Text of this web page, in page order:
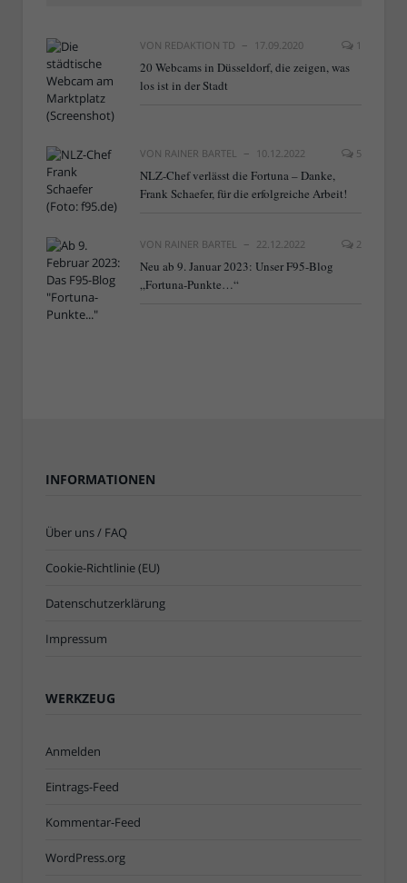
VON REDAKTION TD 17.09.2020 1
20 Webcams in Düsseldorf, die zeigen, was
los ist in der Stadt
VON RAINER BARTEL 10.12.2022 5
NLZ-Chef verlässt die Fortuna – Danke,
Frank Schaefer, für die erfolgreiche Arbeit!
VON RAINER BARTEL 22.12.2022 2
Neu ab 9. Januar 2023: Unser F95-Blog
„Fortuna-Punkte…“
INFORMATIONEN
Über uns / FAQ
Cookie-Richtlinie (EU)
Datenschutzerklärung
Impressum
WERKZEUG
Anmelden
Eintrags-Feed
Kommentar-Feed
WordPress.org